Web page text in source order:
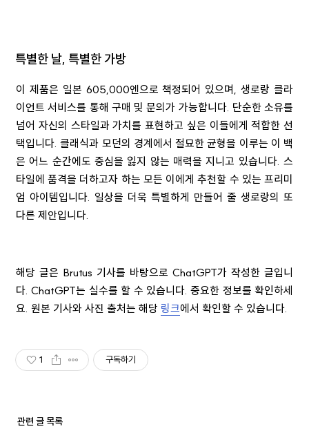
특별한 날, 특별한 가방
이 제품은 일본 605,000엔으로 책정되어 있으며, 생로랑 클라
이언트 서비스를 통해 구매 및 문의가 가능합니다. 단순한 소유를
넘어 자신의 스타일과 가치를 표현하고 싶은 이들에게 적합한 선
택입니다. 클래식과 모던의 경계에서 절묘한 균형을 이루는 이 백
은 어느 순간에도 중심을 잃지 않는 매력을 지니고 있습니다. 스
타일에 품격을 더하고자 하는 모든 이에게 추천할 수 있는 프리미
엄 아이템입니다. 일상을 더욱 특별하게 만들어 줄 생로랑의 또
다른 제안입니다.
해당 글은 Brutus 기사를 바탕으로 ChatGPT가 작성한 글입니
다. ChatGPT는 실수를 할 수 있습니다. 중요한 정보를 확인하세
요. 원본 기사와 사진 출처는 해당 링크에서 확인할 수 있습니다.
1 구독하기
관련 글 목록